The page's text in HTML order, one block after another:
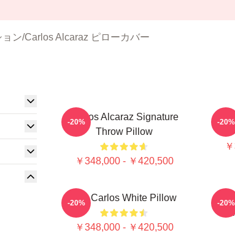
ョン/Carlos Alcaraz ピローカバー
Carlos Alcaraz Signature
Throw Pillow
￥348,000 - ￥420,500
-20% -20%
The Carlos White Pillow
￥348,000 - ￥420,500
-20% -20%